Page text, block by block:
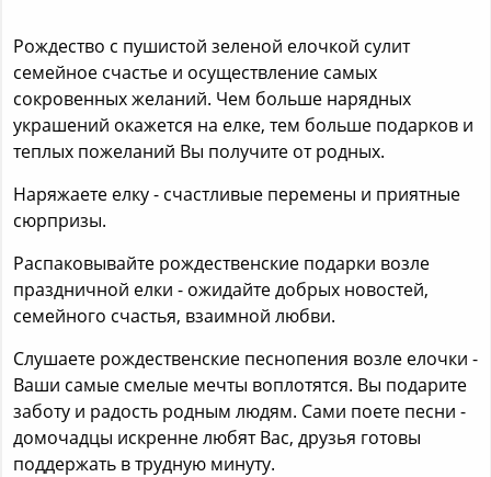
Рождество с пушистой зеленой елочкой сулит
семейное счастье и осуществление самых
сокровенных желаний. Чем больше нарядных
украшений окажется на елке, тем больше подарков и
теплых пожеланий Вы получите от родных.
Наряжаете елку - счастливые перемены и приятные
сюрпризы.
Распаковывайте рождественские подарки возле
праздничной елки - ожидайте добрых новостей,
семейного счастья, взаимной любви.
Слушаете рождественские песнопения возле елочки -
Ваши самые смелые мечты воплотятся. Вы подарите
заботу и радость родным людям. Сами поете песни -
домочадцы искренне любят Вас, друзья готовы
поддержать в трудную минуту.